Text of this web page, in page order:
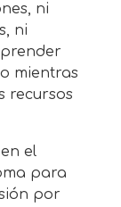
ni
ni
mientras
recursos
el
para
por